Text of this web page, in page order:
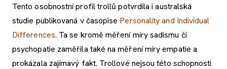
Tento osobnostní profil trollů potvrdila i australská
studie publikovaná v časopise Personality and Individual
Differences. Ta se kromě měření míry sadismu či
psychopatie zaměřila také na měření míry empatie a
prokázala zajímavý fakt. Trollové nejsou této schopnosti